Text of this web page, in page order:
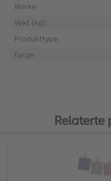
Merke:
Vekt (kg):
Produkttype:
Farge:
Relaterte